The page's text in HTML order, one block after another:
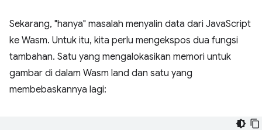
Sekarang, "hanya" masalah menyalin data dari JavaScript
ke Wasm. Untuk itu, kita perlu mengekspos dua fungsi
tambahan. Satu yang mengalokasikan memori untuk
gambar di dalam Wasm land dan satu yang
membebaskannya lagi: